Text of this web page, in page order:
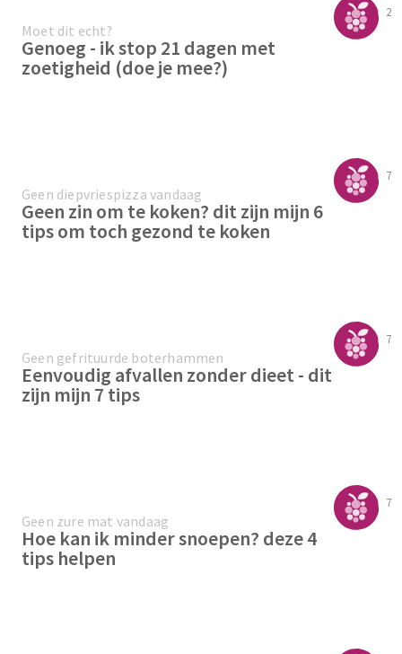
2
Moet dit echt?
Genoeg - ik stop 21 dagen met
zoetigheid (doe je mee?)
7
Geen diepvriespizza vandaag
Geen zin om te koken? dit zijn mijn 6
tips om toch gezond te koken
7
Geen gefrituurde boterhammen
Eenvoudig afvallen zonder dieet - dit
zijn mijn 7 tips
7
Geen zure mat vandaag
Hoe kan ik minder snoepen? deze 4
tips helpen